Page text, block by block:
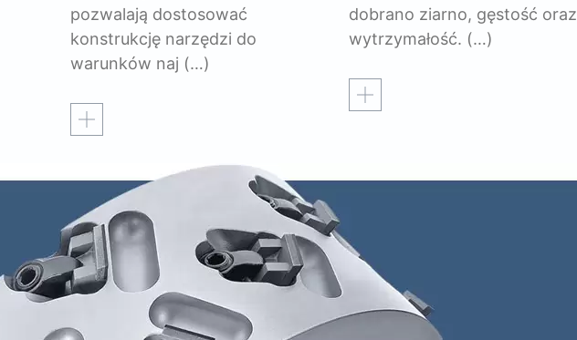
pozwalają dostosować
konstrukcję narzędzi do
warunków naj (…)
Czytaj więcej
dobrano ziarno, gęstość oraz
wytrzymałość. (…)
Czytaj więcej